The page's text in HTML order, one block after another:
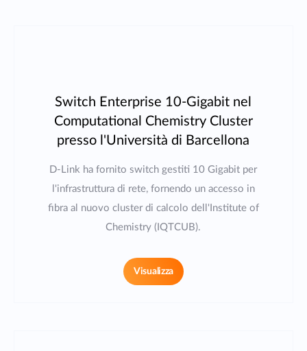
Switch Enterprise 10-Gigabit nel
Computational Chemistry Cluster
presso l'Università di Barcellona
D-Link ha fornito switch gestiti 10 Gigabit per
l'infrastruttura di rete, fornendo un accesso in
fibra al nuovo cluster di calcolo dell'Institute of
Chemistry (IQTCUB).
Visualizza